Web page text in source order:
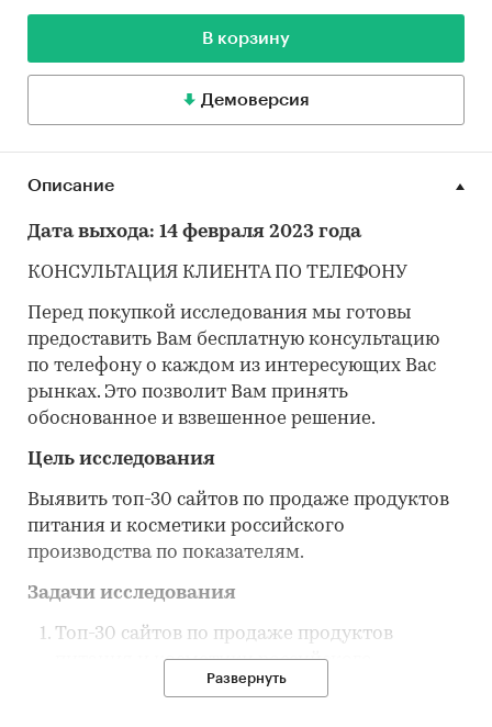
В корзину
Демоверсия
Описание
Дата выхода: 14 февраля 2023 года
КОНСУЛЬТАЦИЯ КЛИЕНТА ПО ТЕЛЕФОНУ
Перед покупкой исследования мы готовы
предоставить Вам бесплатную консультацию
по телефону о каждом из интересующих Вас
рынках. Это позволит Вам принять
обоснованное и взвешенное решение.
Цель исследования
Выявить топ-30 сайтов по продаже продуктов
питания и косметики российского
производства по показателям.
Задачи исследования
Топ-30 сайтов по продаже продуктов
питания и косметики российского
Развернуть